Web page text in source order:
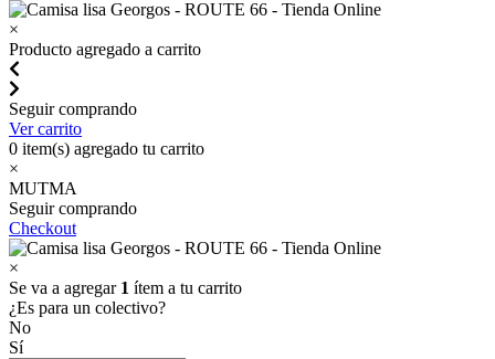
×
Producto agregado a carrito
Seguir comprando
Ver carrito
0 item(s) agregado tu carrito
×
MUTMA
Seguir comprando
Checkout
×
Se va a agregar 1 ítem a tu carrito
¿Es para un colectivo?
No
Sí